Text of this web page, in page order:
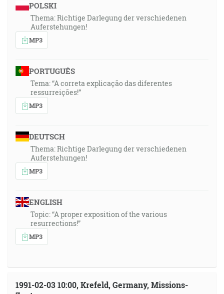
POLSKI
Thema: Richtige Darlegung der verschiedenen
Auferstehungen!
MP3
PORTUGUÊS
Tema: “A correta explicação das diferentes
ressurreições!”
MP3
DEUTSCH
Thema: Richtige Darlegung der verschiedenen
Auferstehungen!
MP3
ENGLISH
Topic: “A proper exposition of the various
resurrections!”
MP3
1991-02-03 10:00, Krefeld, Germany, Missions-